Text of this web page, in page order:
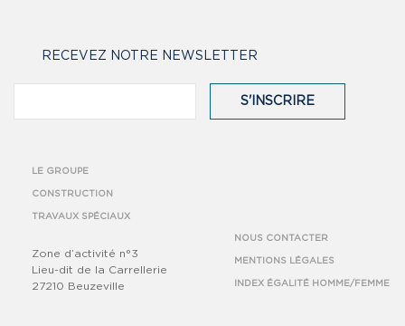
RECEVEZ NOTRE NEWSLETTER
S'INSCRIRE
LE GROUPE
CONSTRUCTION
TRAVAUX SPÉCIAUX
Zone d’activité n°3
Lieu-dit de la Carrellerie
27210 Beuzeville
NOUS CONTACTER
MENTIONS LÉGALES
INDEX ÉGALITÉ HOMME/FEMME